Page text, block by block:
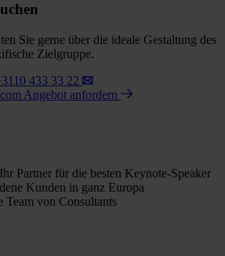
Sie gerne über die ideale Gestaltung des
Zielgruppe.
433 33 22
Angebot anfordern
Partner für die besten Keynote-Speaker
Kunden in ganz Europa
Team von Consultants